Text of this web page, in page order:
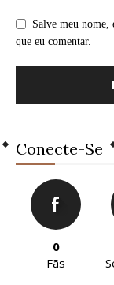
Salve meu nome,
que eu comentar.
Conecte-Se
0
Fãs